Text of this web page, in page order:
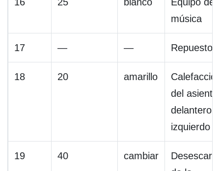
música
17 — — Repuesto
18 20 amarillo
del asiento
delantero
izquierdo
19 40 cambiar